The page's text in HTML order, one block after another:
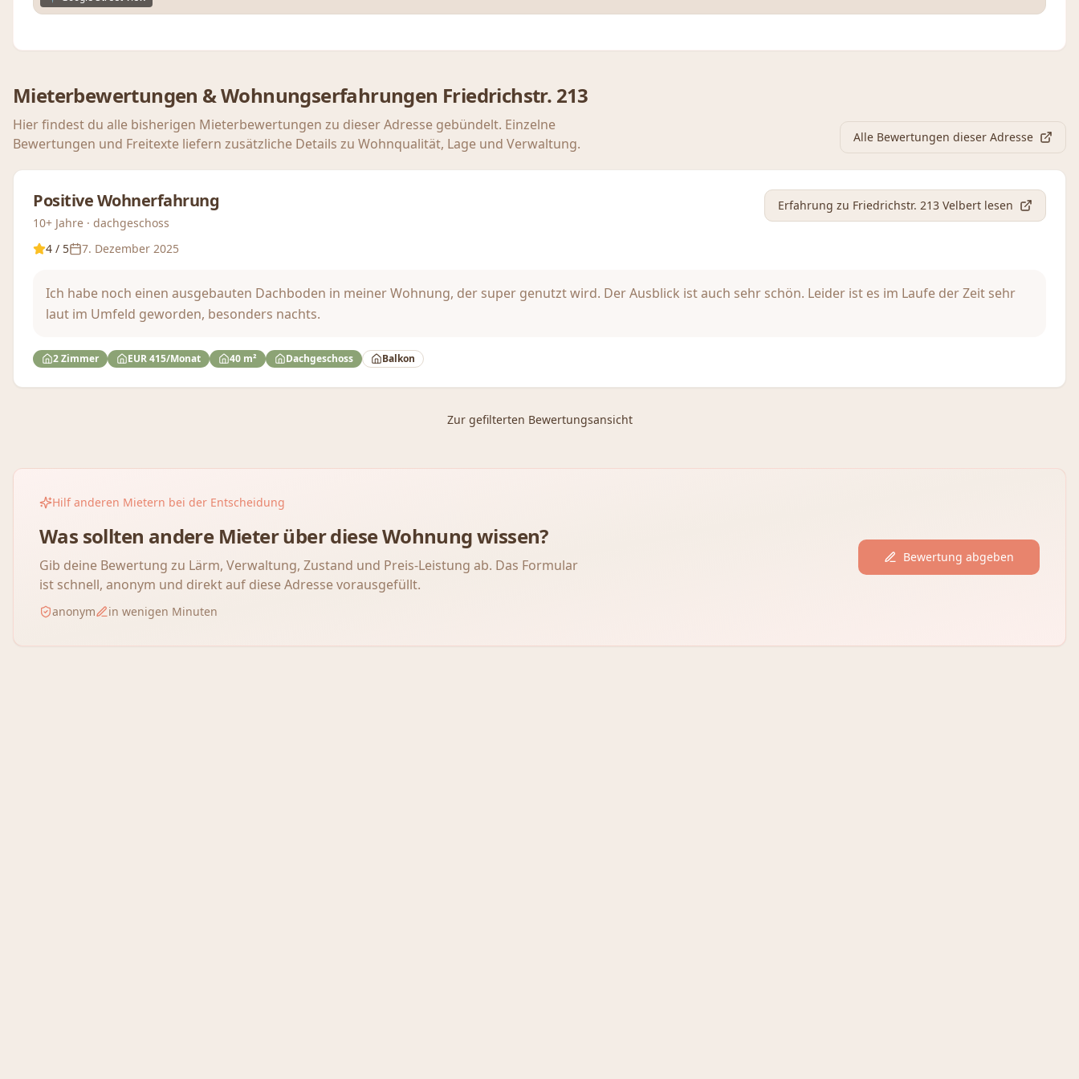
Mieterbewertungen & Wohnungserfahrungen Friedrichstr. 213
Hier findest du alle bisherigen Mieterbewertungen zu dieser Adresse gebündelt. Einzelne
Bewertungen und Freitexte liefern zusätzliche Details zu Wohnqualität, Lage und Verwaltung.
Alle Bewertungen dieser Adresse
Positive Wohnerfahrung
10+ Jahre · dachgeschoss
4 / 5 7. Dezember 2025
Erfahrung zu Friedrichstr. 213 Velbert lesen
Ich habe noch einen ausgebauten Dachboden in meiner Wohnung, der super genutzt wird. Der Ausblick ist auch sehr schön. Leider ist es im Laufe der Zeit sehr
laut im Umfeld geworden, besonders nachts.
2 Zimmer EUR 415/Monat 40 m² Dachgeschoss Balkon
Zur gefilterten Bewertungsansicht
Hilf anderen Mietern bei der Entscheidung
Was sollten andere Mieter über diese Wohnung wissen?
Gib deine Bewertung zu Lärm, Verwaltung, Zustand und Preis-Leistung ab. Das Formular
ist schnell, anonym und direkt auf diese Adresse vorausgefüllt.
anonym in wenigen Minuten
Bewertung abgeben